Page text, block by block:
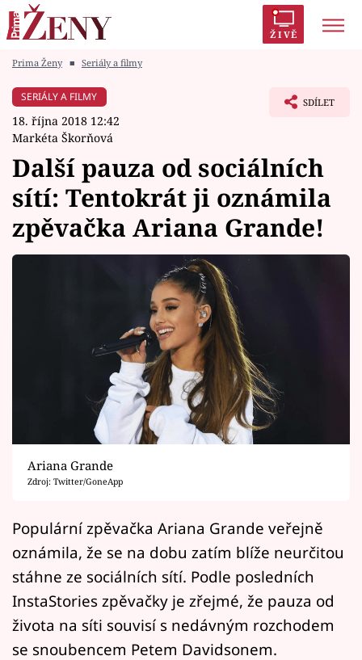
ŽIVĚ
Módní alarm
Témata
Celebrity
Sledujte prima+
Filmový festival Karlovy Vary
Pořady
Mámy sobě
Přihlášení
Sledujte nás
Prima Ženy ■ Seriály a filmy
SERIÁLY A FILMY
18. října 2018 12:42
Markéta Škorňová
SDÍLET
Další pauza od sociálních
sítí: Tentokrát ji oznámila
zpěvačka Ariana Grande!
Ariana Grande
Populární zpěvačka Ariana Grande veřejně
oznámila, že se na dobu zatím blíže neurčitou
stáhne ze sociálních sítí. Podle posledních
InstaStories zpěvačky je zřejmé, že pauza od
života na síti souvisí s nedávným rozchodem
se snoubencem Petem Davidsonem.